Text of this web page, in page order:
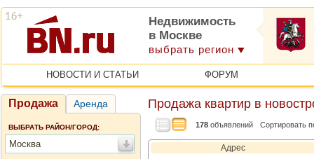
Недвижимость
в Москве
выбрать регион
НОВОСТИ И СТАТЬИ ФОРУМ
Продажа Аренда
ВЫБРАТЬ РАЙОН/ГОРОД:
Москва
Продажа квартир в
178 объявлений Сортировать
Адрес